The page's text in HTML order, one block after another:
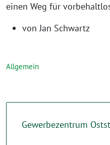
einen Weg für
von Jan Schwartz
Allgemein
Gewerbezentrum